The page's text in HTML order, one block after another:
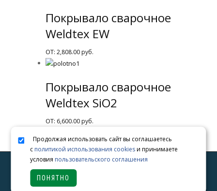
Покрывало сварочное
Weldtex EW
ОТ: 2,808.00 руб.
Покрывало сварочное
Weldtex SiO2
ОТ: 6,600.00 руб.
Политика обработки персональных данных
Продолжая использовать сайт вы соглашаетесь
с политикой использования cookiesи принимаете
условия пользовательского соглашения
ПОНЯТНО